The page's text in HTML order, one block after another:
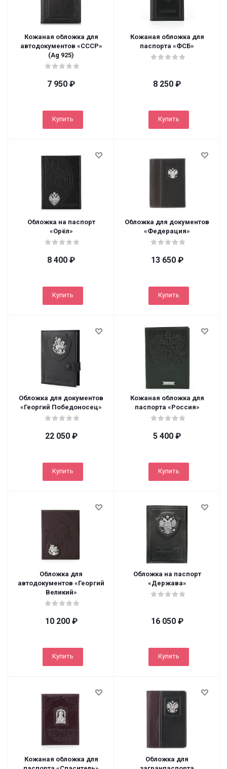
Кожаная обложка для
автодокументов «СССР»
(Ag 925)
7 950 ₽
Купить
Кожаная обложка для
паспорта «ФСБ»
8 250 ₽
Купить
Обложка на паспорт
«Орёл»
8 400 ₽
Купить
Обложка для документов
«Федерация»
13 650₽
Купить
Обложка для документов
«Георгий Победоносец»
22 050₽
Купить
Кожаная обложка для
паспорта «Россия»
5 400 ₽
Купить
Обложка для
автодокументов «Георгий
Великий»
10 200₽
Купить
Обложка на паспорт
«Держава»
16 050₽
Купить
Кожаная обложка для
Обложка для